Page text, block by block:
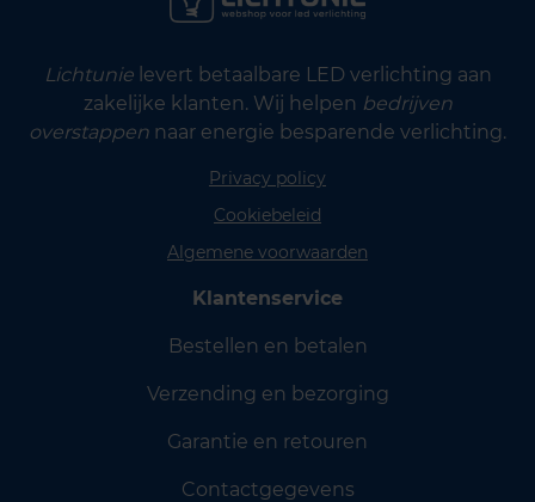
Lichtunielevert betaalbare LED verlichting aan
zakelijke klanten. Wij helpen bedrijven
overstappen naar energie besparende verlichting.
Privacy policy
Cookiebeleid
Algemene voorwaarden
Klantenservice
Bestellen en betalen
Verzending en bezorging
Garantie en retouren
Contactgegevens